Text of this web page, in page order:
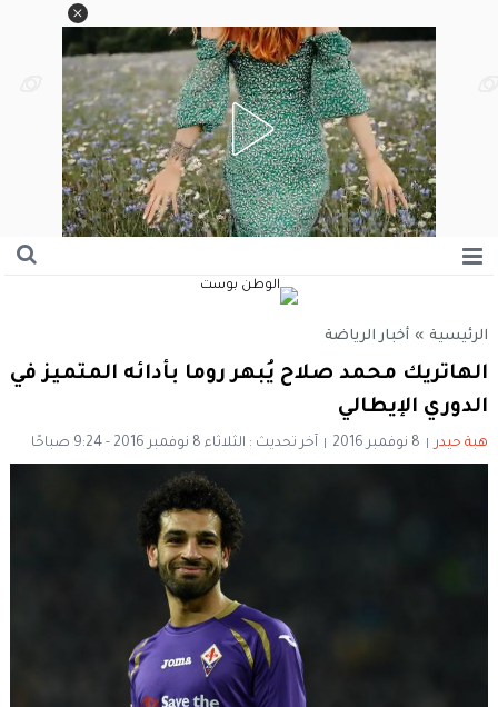
الرئيسية » أخبار الرياضة
الهاتريك محمد صلاح يُبهر روما بأدائه المتميز في
الدوري الإيطالي
هبة حيدر 8 نوفمبر 2016 آخر تحديث : الثلاثاء 8 نوفمبر 2016 - 9:24 صباحًا